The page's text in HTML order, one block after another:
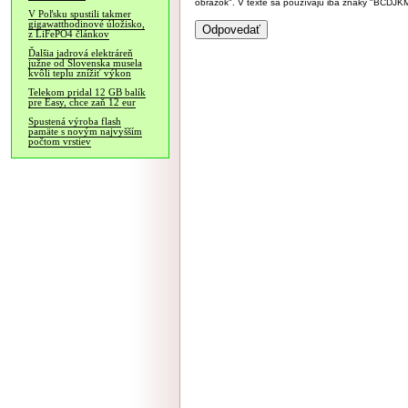
V Poľsku spustili takmer
gigawatthodinové úložisko,
z LiFePO4 článkov
Ďalšia jadrová elektráreň
južne od Slovenska musela
kvôli teplu znížiť výkon
Telekom pridal 12 GB balík
pre Easy, chce zaň 12 eur
Spustená výroba flash
pamäte s novým najvyšším
počtom vrstiev
obrázok". V texte sa používajú iba znaky